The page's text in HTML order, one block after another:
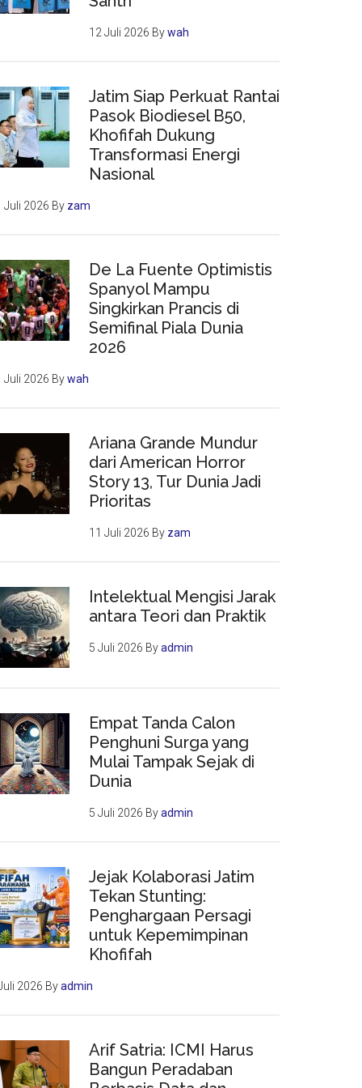
12 Juli 2026 Bywah
Jatim Siap Perkuat Rantai
Pasok Biodiesel B50,
Khofifah Dukung
Transformasi Energi
Nasional
Juli 2026 By zam
De La Fuente Optimistis
Spanyol Mampu
Singkirkan Prancis di
Semifinal Piala Dunia
2026
Juli 2026 Bywah
Ariana Grande Mundur
dari American Horror
Story 13, Tur Dunia Jadi
Prioritas
11 Juli 2026 By zam
Intelektual Mengisi Jarak
antara Teori dan Praktik
5 Juli 2026 Byadmin
Empat Tanda Calon
Penghuni Surga yang
Mulai Tampak Sejak di
Dunia
5 Juli 2026 Byadmin
Jejak Kolaborasi Jatim
Tekan Stunting:
Penghargaan Persagi
untuk Kepemimpinan
Khofifah
2026 Byadmin
Arif Satria: ICMI Harus
Bangun Peradaban